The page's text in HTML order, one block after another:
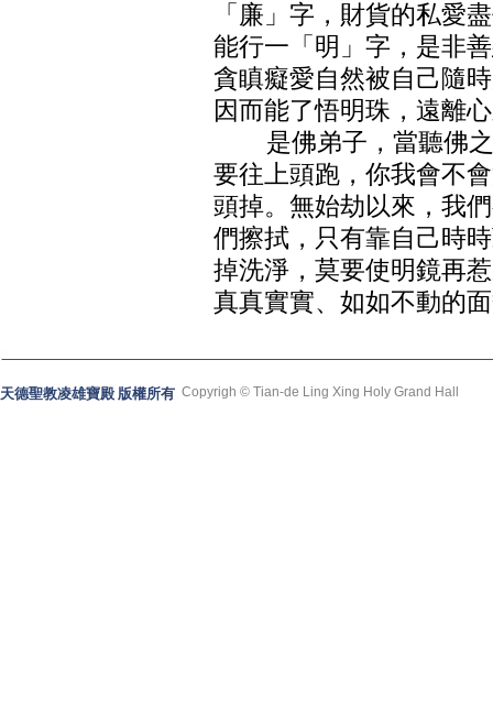
「廉」字，財貨的私愛
能行一「明」字，是非
貪瞋癡愛自然被自己隨
因而能了悟明珠，遠離
是佛弟子，當聽佛之
要往上頭跑，你我會不
頭掉。無始劫以來，我
們擦拭，只有靠自己時
掉洗淨，莫要使明鏡再
真真實實、如如不動的
天德聖教凌雄寶殿 版權所有 Copyrigh © Tian-de Ling Xing Holy Grand Hall